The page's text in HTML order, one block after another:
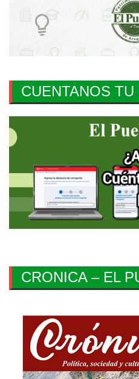
CUENTANOS
CRONICA – EL